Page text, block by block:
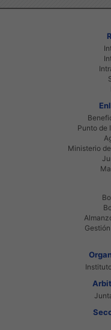
Punto de
Ministerio